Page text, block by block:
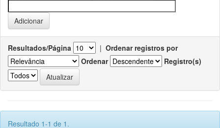
Resultados/Página | Ordenar registros por
Ordenar
Registro(s)
Resultado 1-1 de 1.